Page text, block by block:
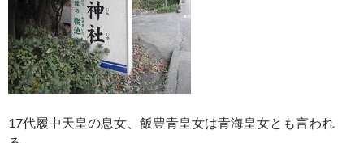
17代履中天皇の息女、飯豊青皇女は青海皇女とも言われ